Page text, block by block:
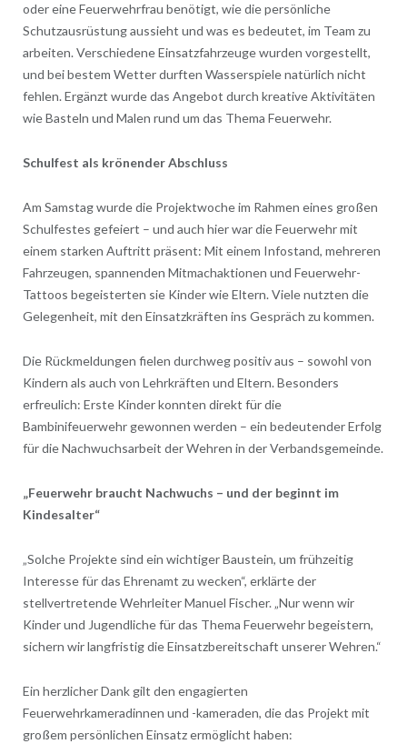
oder eine Feuerwehrfrau benötigt, wie die persönliche
Schutzausrüstung aussieht und was es bedeutet, im Team zu
arbeiten. Verschiedene Einsatzfahrzeuge wurden vorgestellt,
und bei bestem Wetter durften Wasserspiele natürlich nicht
fehlen. Ergänzt wurde das Angebot durch kreative Aktivitäten
wie Basteln und Malen rund um das Thema Feuerwehr.
Schulfest als krönender Abschluss
Am Samstag wurde die Projektwoche im Rahmen eines großen
Schulfestes gefeiert – und auch hier war die Feuerwehr mit
einem starken Auftritt präsent: Mit einem Infostand, mehreren
Fahrzeugen, spannenden Mitmachaktionen und Feuerwehr-
Tattoos begeisterten sie Kinder wie Eltern. Viele nutzten die
Gelegenheit, mit den Einsatzkräften ins Gespräch zu kommen.
Die Rückmeldungen fielen durchweg positiv aus – sowohl von
Kindern als auch von Lehrkräften und Eltern. Besonders
erfreulich: Erste Kinder konnten direkt für die
Bambinifeuerwehr gewonnen werden – ein bedeutender Erfolg
für die Nachwuchsarbeit der Wehren in der Verbandsgemeinde.
„Feuerwehr braucht Nachwuchs – und der beginnt im
Kindesalter“
„Solche Projekte sind ein wichtiger Baustein, um frühzeitig
Interesse für das Ehrenamt zu wecken“, erklärte der
stellvertretende Wehrleiter Manuel Fischer. „Nur wenn wir
Kinder und Jugendliche für das Thema Feuerwehr begeistern,
sichern wir langfristig die Einsatzbereitschaft unserer Wehren.“
Ein herzlicher Dank gilt den engagierten
Feuerwehrkameradinnen und -kameraden, die das Projekt mit
großem persönlichen Einsatz ermöglicht haben: